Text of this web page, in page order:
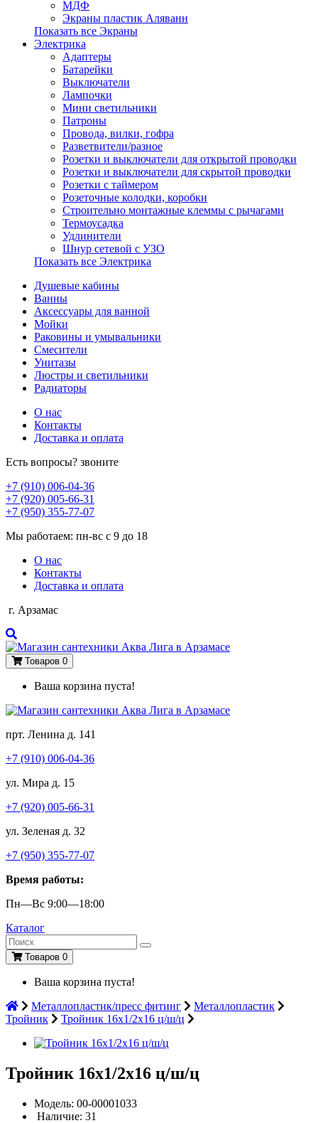
МДФ
Экраны пластик Аляванн
Показать все Экраны
Электрика
Адаптеры
Батарейки
Выключатели
Лампочки
Мини светильники
Патроны
Провода, вилки, гофра
Разветвители/разное
Розетки и выключатели для открытой проводки
Розетки и выключатели для скрытой проводки
Розетки с таймером
Розеточные колодки, коробки
Строительно монтажные клеммы с рычагами
Термоусадка
Удлинители
Шнур сетевой с УЗО
Показать все Электрика
Душевые кабины
Ванны
Аксессуары для ванной
Мойки
Раковины и умывальники
Смесители
Унитазы
Люстры и светильники
Радиаторы
О нас
Контакты
Доставка и оплата
Есть вопросы? звоните
+7 (910) 006-04-36
+7 (920) 005-66-31
+7 (950) 355-77-07
Мы работаем: пн-вс с 9 до 18
О нас
Контакты
Доставка и оплата
г. Арзамас
Товаров 0
Ваша корзина пуста!
прт. Ленина д. 141
+7 (910) 006-04-36
ул. Мира д. 15
+7 (920) 005-66-31
ул. Зеленая д. 32
+7 (950) 355-77-07
Время работы:
Пн—Вс 9:00—18:00
Каталог
Товаров 0
Ваша корзина пуста!
Металлопластик/пресс фитинг
Металлопластик
Тройник
Тройник 16х1/2х16 ц/ш/ц
Тройник 16х1/2х16 ц/ш/ц
Модель: 00-00001033
Наличие: 31